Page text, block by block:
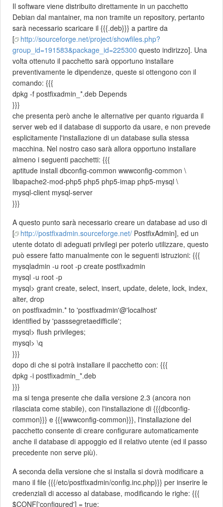
Il software viene distribuito direttamente in un pacchetto
Debian dal mantainer, ma non tramite un repository, pertanto
sarà necessario scaricare il {{{.deb}}} a partire da
[
http://sourceforge.net/project/showfiles.php?
group_id=191583&package_id=225300 questo indirizzo]. Una
volta ottenuto il pacchetto sarà opportuno installare
preventivamente le dipendenze, queste si ottengono con il
comando: {{{
dpkg -f postfixadmin_*.deb Depends
}}}
che presenta però anche le alternative per quanto riguarda il
server web ed il database di supporto da usare, e non prevede
esplicitamente l'installazione di un database sulla stessa
macchina. Nel nostro caso sarà allora opportuno installare
almeno i seguenti pacchetti: {{{
aptitude install dbconfig-common wwwconfig-common \
libapache2-mod-php5 php5 php5-imap php5-mysql \
mysql-client mysql-server
}}}
A questo punto sarà necessario creare un database ad uso di
[
http://postfixadmin.sourceforge.net/ PostfixAdmin], ed un
utente dotato di adeguati privilegi per poterlo utilizzare, questo
può essere fatto manualmente con le seguenti istruzioni: {{{
mysqladmin -u root -p create postfixadmin
mysql -u root -p
mysql> grant create, select, insert, update, delete, lock, index,
alter, drop
on postfixadmin.* to 'postfixadmin'@'localhost'
identified by 'passsegretaedifficile';
mysql> flush privileges;
mysql> \q
}}}
dopo di che si potrà installare il pacchetto con: {{{
dpkg -i postfixadmin_*.deb
}}}
ma si tenga presente che dalla versione 2.3 (ancora non
rilasciata come stabile), con l'installazione di {{{dbconfig-
common}}} e {{{wwwconfig-common}}}, l'installazione del
pacchetto consente di creare configurare automaticamente
anche il database di appoggio ed il relativo utente (ed il passo
precedente non serve più).
A seconda della versione che si installa si dovrà modificare a
mano il file {{{/etc/postfixadmin/config.inc.php}}} per inserire le
credenziali di accesso al database, modificando le righe: {{{
$CONF['configured'] = true;